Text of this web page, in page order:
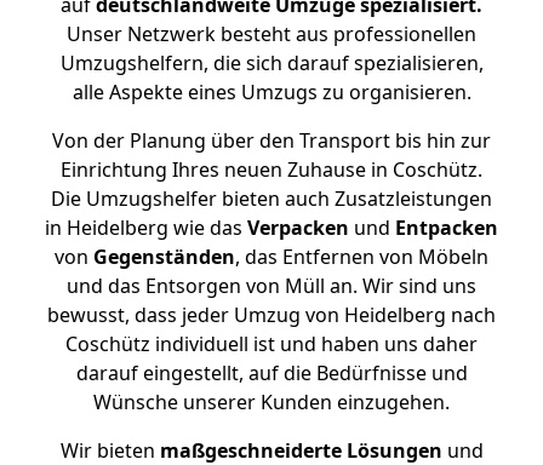
Unser Netzwerk besteht aus professionellen
Umzugshelfern, die sich darauf spezialisieren,
alle Aspekte eines Umzugs zu organisieren.
Von der Planung über den Transport bis hin zur
Einrichtung Ihres neuen Zuhause in Coschütz.
Die Umzugshelfer bieten auch Zusatzleistungen
in Heidelberg wie das Verpacken und Entpacken
von Gegenständen, das Entfernen von Möbeln
und das Entsorgen von Müll an. Wir sind uns
bewusst, dass jeder Umzug von Heidelberg nach
Coschütz individuell ist und haben uns daher
darauf eingestellt, auf die Bedürfnisse und
Wünsche unserer Kunden einzugehen.
Wir bieten maßgeschneiderte Lösungen und